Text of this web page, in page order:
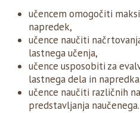
učencem omogočiti
napredek,
učence naučiti
lastnega učenja,
učence usposobiti za
lastnega dela in
učence naučiti različnih
predstavljanja naučenega.